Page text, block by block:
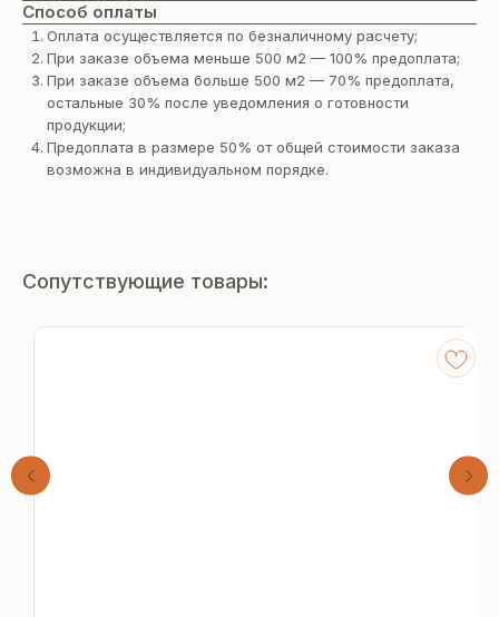
Способ оплаты
Оплата осуществляется по безналичному расчету;
При заказе объема меньше 500 м2 — 100% предоплата;
При заказе объема больше 500 м2 — 70% предоплата,
остальные 30% после уведомления о готовности
продукции;
Предоплата в размере 50% от общей стоимости заказа
возможна в индивидуальном порядке.
Сопутствующие товары: